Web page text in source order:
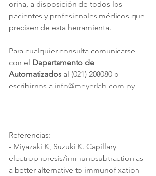
orina, a disposición de todos los
pacientes y profesionales médicos que
precisen de esta herramienta.
Para cualquier consulta comunicarse
con el Departamento de
Automatizados al (021) 208080 o
escribirnos a info@meyerlab.com.py
Referencias:
- Miyazaki K, Suzuki K. Capillary
electrophoresis/immunosubtraction as
a better alternative to immunofixation